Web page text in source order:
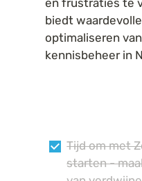
biedt
optimaliseren
kennisbeheer in
Tijd om met
starten -